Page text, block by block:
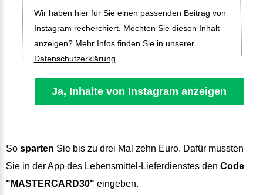
Wir haben hier für Sie einen passenden Beitrag von
Instagram recherchiert. Möchten Sie diesen Inhalt
anzeigen? Mehr Infos finden Sie in unserer
Datenschutzerklärung
So sparten Sie bis zu drei Mal zehn Euro. Dafür mussten
Sie in der App des Lebensmittel-Lieferdienstes den Code
"MASTERCARD30" eingeben.